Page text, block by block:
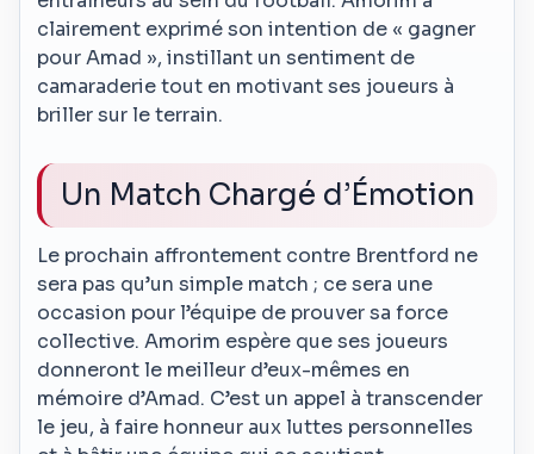
clairement exprimé son intention de « gagner
pour Amad », instillant un sentiment de
camaraderie tout en motivant ses joueurs à
briller sur le terrain.
Un Match Chargé d’Émotion
Le prochain affrontement contre Brentford ne
sera pas qu’un simple match ; ce sera une
occasion pour l’équipe de prouver sa force
collective. Amorim espère que ses joueurs
donneront le meilleur d’eux-mêmes en
mémoire d’Amad. C’est un appel à transcender
le jeu, à faire honneur aux luttes personnelles